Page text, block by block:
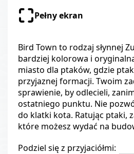
Pełny ekran
Bird Town to rodzaj słynnej
bardziej kolorowa i
miasto dla ptaków, gdzie
przyjaznej formacji. Twoim
sprawienie, by odlecieli,
ostatniego punktu. Nie
do klatki kota. Ratując ptaki,
które możesz wydać na
Podziel się z przyjaciółmi: